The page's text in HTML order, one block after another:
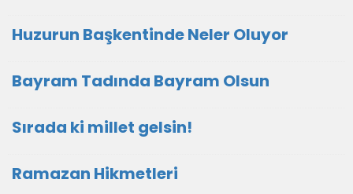
Huzurun Başkentinde Neler Oluyor
Bayram Tadında Bayram Olsun
Sırada ki millet gelsin!
Ramazan Hikmetleri